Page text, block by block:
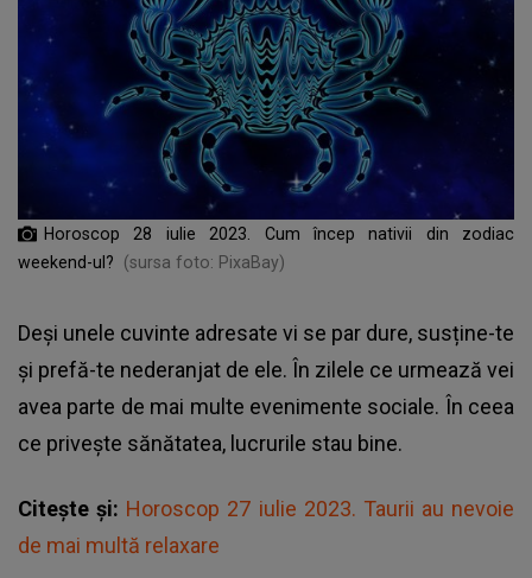
Horoscop 28 iulie 2023. Cum încep nativii din zodiac
weekend-ul?
(sursa foto: PixaBay)
Deși unele cuvinte adresate vi se par dure, susține-te
și prefă-te nederanjat de ele. În zilele ce urmează vei
avea parte de mai multe evenimente sociale. În ceea
ce privește sănătatea, lucrurile stau bine.
Citește și: Horoscop 27 iulie 2023. Taurii au nevoie
de mai multă relaxare